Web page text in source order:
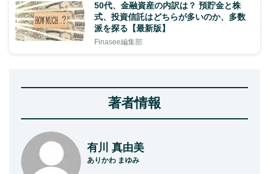
50代、金融資産の内訳は？ 預貯金と株
式、投資信託はどちらが多いのか、多数
派を探る【最新版】
Finasee編集部
著者情報
有川 真由美
ありかわ まゆみ